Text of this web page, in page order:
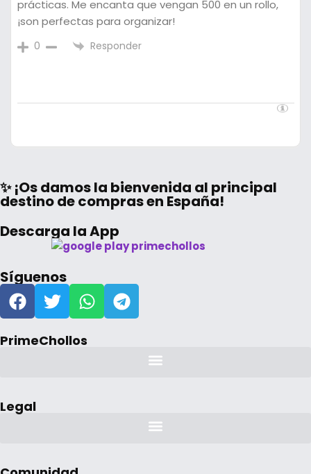
prácticas. Me encanta que vengan 500 en un rollo,
¡son perfectas para organizar!
0 Responder
✨ ¡Os damos la bienvenida al principal
destino de compras en España!
Descarga la App
Síguenos
PrimeChollos
Legal